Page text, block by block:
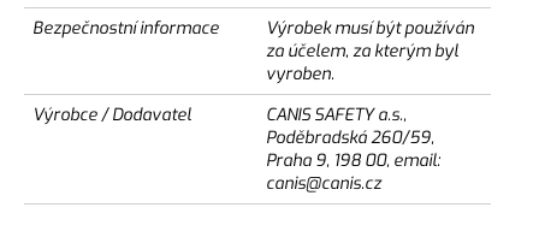
Bezpečnostní informace
Výrobek musí být používán
za účelem, za kterým byl
vyroben.
Výrobce / Dodavatel
CANIS SAFETY a.s.,
Poděbradská 260/59,
Praha 9, 198 00, email:
canis@canis.cz